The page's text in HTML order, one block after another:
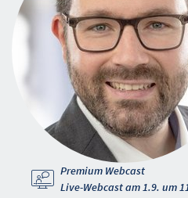
Premium Webcast
Live-Webcast am 1.9. um